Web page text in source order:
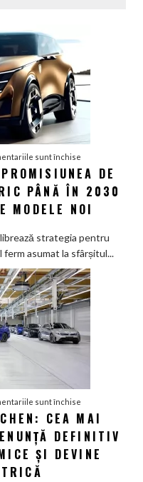
sunt închise
Peugeot
renunță
la
de
a
100%
electric
până
2030
șapte
noi
DE
PÂNĂ ÎN 2030
MODELE NOI
strategia pentru
ferm asumat la sfârșitul...
sunt închise
O
nouă
eră
CEA MAI
DEFINITIV
ȘI DEVINE